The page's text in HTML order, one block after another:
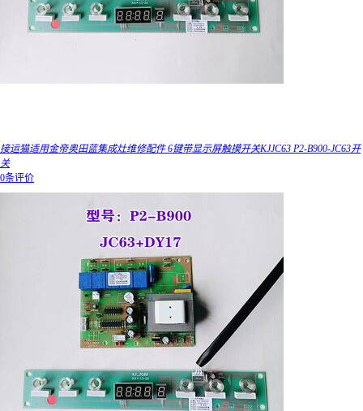
接运猫适用金帝奥田蓝集成灶维修配件 6键带显示屏触摸开关KJJC63 P2-B900-JC63开
关
0条评价